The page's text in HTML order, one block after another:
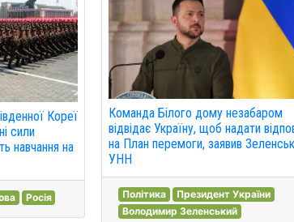
Кореї
сили
навчання на
Росія
Команда Білого дому незабаром
відвідає Україну, щоб надати
на План перемоги, заявив
УНН
Політика
Президент України
Володимир Зеленський